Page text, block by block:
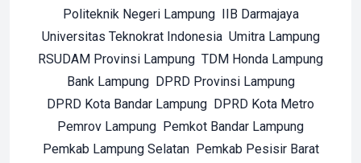
Politeknik Negeri Lampung IIB Darmajaya
Universitas Teknokrat Indonesia Umitra Lampung
RSUDAM Provinsi Lampung TDM Honda Lampung
Bank Lampung DPRD Provinsi Lampung
DPRD Kota Bandar Lampung DPRD Kota Metro
Pemrov Lampung Pemkot Bandar Lampung
Pemkab Lampung Selatan Pemkab Pesisir Barat